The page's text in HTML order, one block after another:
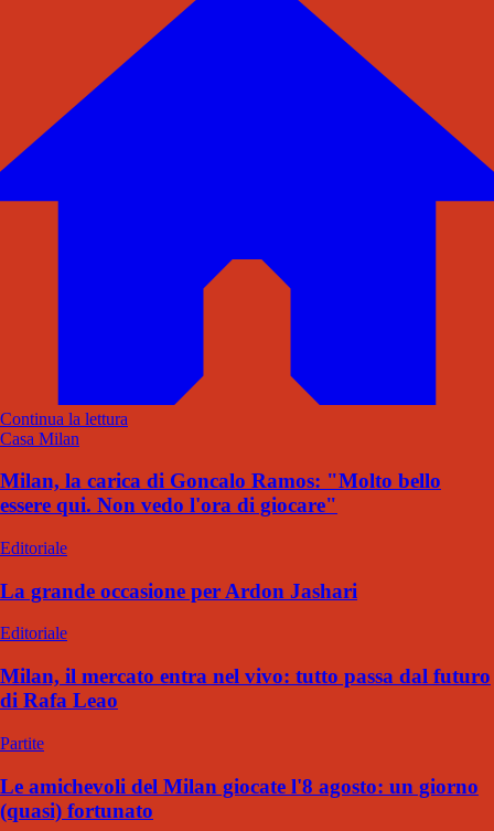
Continua la lettura
Casa Milan
Milan, la carica di Goncalo Ramos: "Molto bello
essere qui. Non vedo l'ora di giocare"
Editoriale
La grande occasione per Ardon Jashari
Editoriale
Milan, il mercato entra nel vivo: tutto passa dal futuro
di Rafa Leao
Partite
Le amichevoli del Milan giocate l'8 agosto: un giorno
(quasi) fortunato